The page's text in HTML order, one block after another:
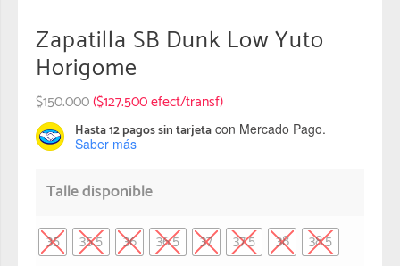
Zapatilla SB Dunk Low Yuto
Horigome
$150.000($127.500 efect/transf)
Hasta 12 pagos sin tarjeta con Mercado Pago.
Saber más
Talle disponible
35 35.5 36 36.5 37 37.5 38
38.5